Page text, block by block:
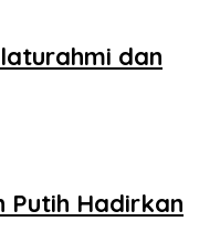
dan
Putih Hadirkan